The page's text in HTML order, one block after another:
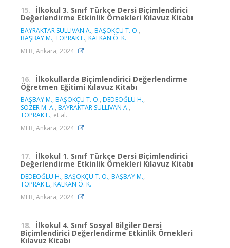
15. İlkokul 3. Sınıf Türkçe Dersi Biçimlendirici
Değerlendirme Etkinlik Örnekleri Kılavuz Kitabı
BAYRAKTAR SULLIVAN A., BAŞOKÇU T. O.,
BAŞBAY M., TOPRAK E., KALKAN Ö. K.
MEB, Ankara, 2024
16. İlkokullarda Biçimlendirici Değerlendirme
Öğretmen Eğitimi Kılavuz Kitabı
BAŞBAY M., BAŞOKÇU T. O., DEDEOĞLU H.,
SÖZER M. A., BAYRAKTAR SULLIVAN A.,
TOPRAK E., et al.
MEB, Ankara, 2024
17. İlkokul 1. Sınıf Türkçe Dersi Biçimlendirici
Değerlendirme Etkinlik Örnekleri Kılavuz Kitabı
DEDEOĞLU H., BAŞOKÇU T. O., BAŞBAY M.,
TOPRAK E., KALKAN Ö. K.
MEB, Ankara, 2024
18. İlkokul 4. Sınıf Sosyal Bilgiler Dersi
Biçimlendirici Değerlendirme Etkinlik Örnekleri
Kılavuz Kitabı